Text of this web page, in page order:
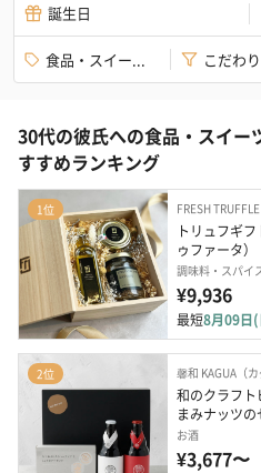
誕生日
食品・スイー... こだわり
30代の彼氏への食品・スイー
すすめランキング
1位 FRESH
トリュフギ
ゥファータ）
調味料・スパイ
¥9,936
最短8月09日
2位 馨和 KAGUA（カ
和のクラフト
まみナッツの
お酒
¥3,677〜